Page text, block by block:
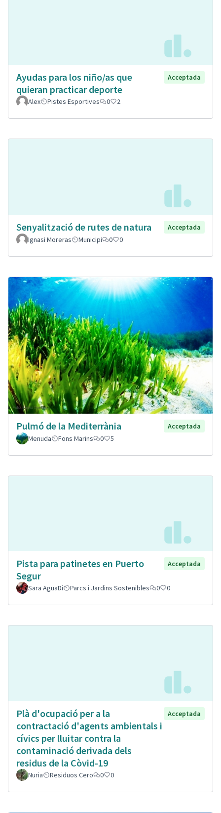
Ayudas para los niño/as que
quieran practicar deporte
Acceptada
Alex Pistes Esportives 0 2
Senyalització de rutes de natura
Acceptada
Ignasi Moreras
Municipi 0 0
Pulmó de la Mediterrània
Acceptada
Menuda
Fons Marins 0 5
Pista para patinetes en Puerto
Segur
Acceptada
Sara AguaDi Parcs i Jardins Sostenibles 0 0
Plà d'ocupació per a la
contractació d'agents ambientals i
cívics per lluitar contra la
contaminació derivada dels
residus de la Còvid-19
Acceptada
Nuria Residuos Cero 0 0